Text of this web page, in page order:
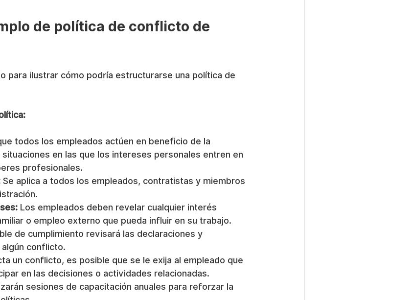
de política de conflicto de
para ilustrar cómo podría estructurarse una política de
todos los empleados actúen en beneficio de la
en las que los intereses personales entren en
profesionales.
Se aplica a todos los empleados, contratistas y miembros
Los empleados deben revelar cualquier interés
o empleo externo que pueda influir en su trabajo.
de cumplimiento revisará las declaraciones y
conflicto.
un conflicto, es posible que se le exija al empleado que
en las decisiones o actividades relacionadas.
sesiones de capacitación anuales para reforzar la